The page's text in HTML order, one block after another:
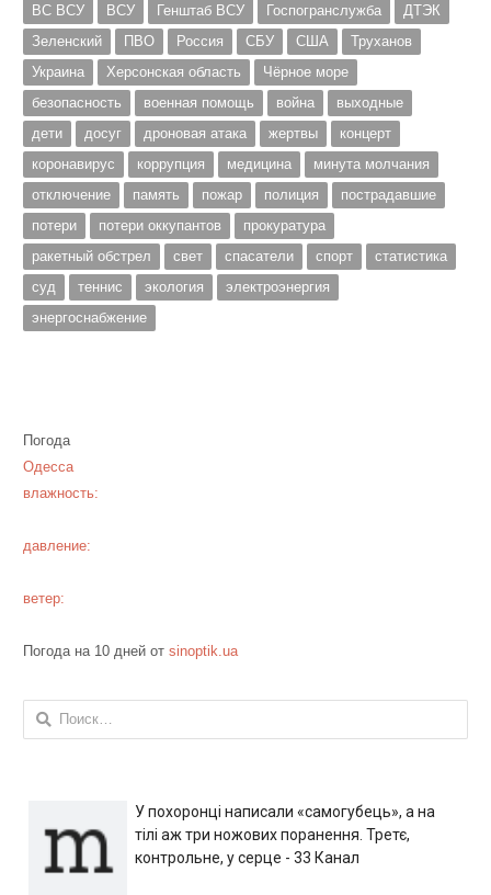
ВС ВСУ ВСУ Генштаб ВСУ Госпогранслужба
ДТЭК
Зеленский
ПВО Россия СБУ США
Труханов
Украина
Херсонская область
Чёрное море
безопасность
военная помощь война
выходные
дети
досуг дроновая атака жертвы
концерт
коронавирус
коррупция медицина
минута молчания
отключение
память пожар полиция
пострадавшие
потери
потери оккупантов
прокуратура
ракетный обстрел
свет спасатели спорт
статистика
суд
теннис экология
электроэнергия
энергоснабжение
Погода
Одесса
влажность:
давление:
ветер:
Погода на 10 дней от sinoptik.ua
Найти:
У похоронці написали «самогубець», а на
тілі аж три ножових поранення. Третє,
контрольне, у серце - 33 Канал